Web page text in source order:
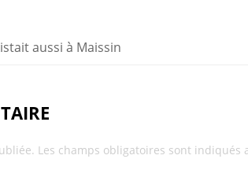
aussi à Maissin
Les champs obligatoires sont indiqués